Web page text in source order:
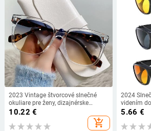
2023 Vintage štvorcové slnečné
okuliare pre ženy, dizajnérske
luxusné slnečné okuliare pre mužov,
klasické UV400 vonkajšie dámske
okuliare, slnečné okuliare pre
10.22 €
add_shopping_cart
2024
videním
okuliare
okuliare
slnečné
5.66 €